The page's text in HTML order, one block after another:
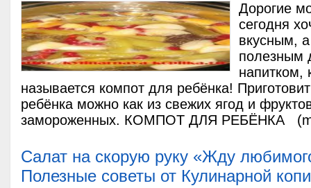
Дорогие
сегодня
вкусным,
полезным
напитком,
называется компот для ребёнка!
ребёнка можно как из свежих ягод и
замороженных. КОМПОТ ДЛЯ РЕБЁНКА
Салат на скорую руку «Жду
Полезные советы от Кулинарной